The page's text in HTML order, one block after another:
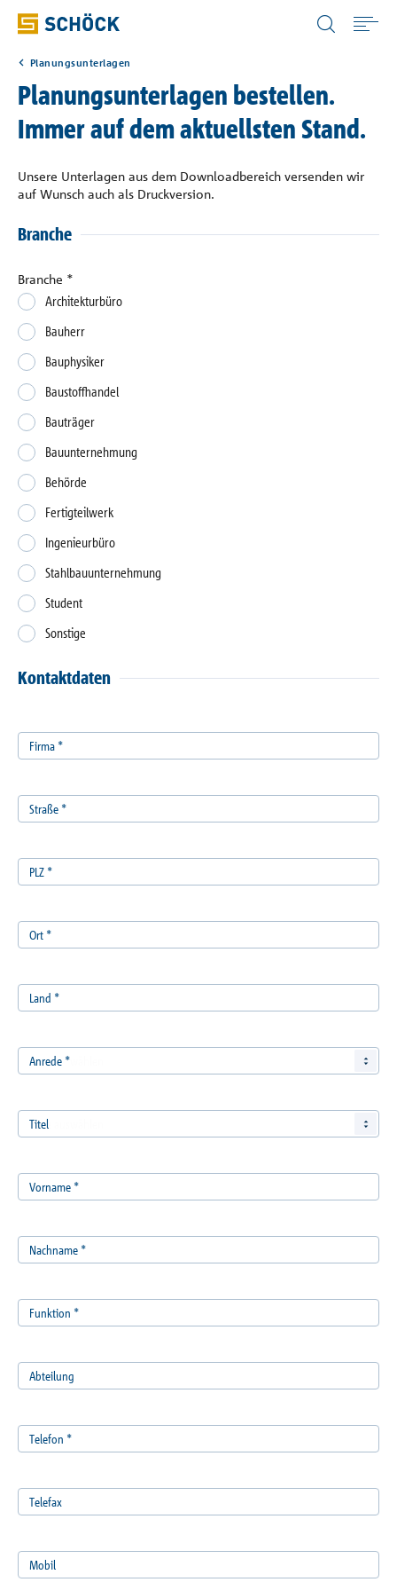
Anwendungen
Produkte
Downloads
Digitale Lösungen
Service & Wissen
Referenzen
Unternehmen
Kontakt
Austria (AT) Deutsch
Planungsunterlagen
Planungsunterlagen bestellen.
Immer auf dem aktuellsten Stand.
Unsere Unterlagen aus dem Downloadbereich versenden wir
auf Wunsch auch als Druckversion.
Branche
Branche *
Architekturbüro
Bauherr
Bauphysiker
Baustoffhandel
Bauträger
Bauunternehmung
Behörde
Fertigteilwerk
Ingenieurbüro
Stahlbauunternehmung
Student
Sonstige
Kontaktdaten
Firma *
Straße *
PLZ *
Ort *
Land *
Anrede *
Titel
Vorname *
Nachname *
Funktion *
Abteilung
Telefon *
Telefax
Mobil